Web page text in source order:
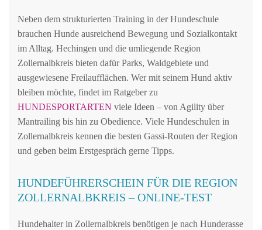
Neben dem strukturierten Training in der Hundeschule
brauchen Hunde ausreichend Bewegung und Sozialkontakt
im Alltag. Hechingen und die umliegende Region
Zollernalbkreis bieten dafür Parks, Waldgebiete und
ausgewiesene Freilaufflächen. Wer mit seinem Hund aktiv
bleiben möchte, findet im Ratgeber zu
HUNDESPORTARTEN viele Ideen – von Agility über
Mantrailing bis hin zu Obedience. Viele Hundeschulen in
Zollernalbkreis kennen die besten Gassi-Routen der Region
und geben beim Erstgespräch gerne Tipps.
HUNDEFÜHRERSCHEIN FÜR DIE REGION
ZOLLERNALBKREIS – ONLINE-TEST
Hundehalter in Zollernalbkreis benötigen je nach Hunderasse